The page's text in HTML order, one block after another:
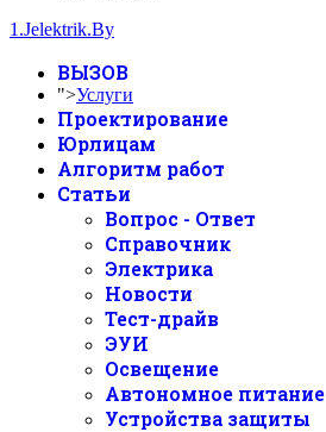
1.Jelektrik.By
ВЫЗОВ
">Услуги
Проектирование
Юрлицам
Алгоритм работ
Статьи
Вопрос - Ответ
Справочник
Электрика
Новости
Тест-драйв
ЭУИ
Освещение
Автономное питание
Устройства защиты